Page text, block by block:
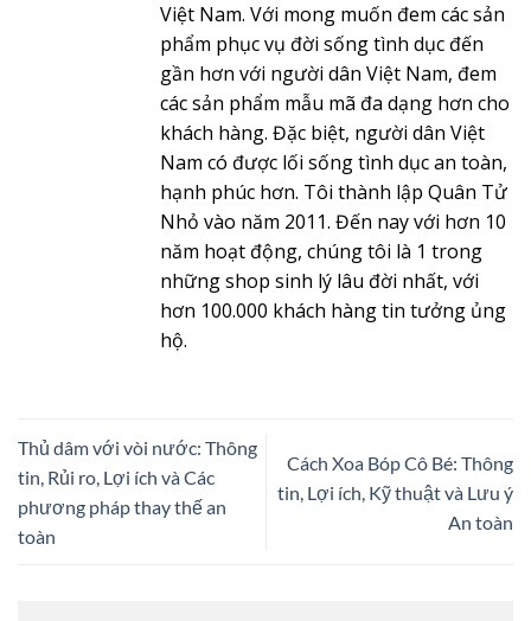
Việt Nam. Với mong muốn đem các sản
phẩm phục vụ đời sống tình dục đến
gần hơn với người dân Việt Nam, đem
các sản phẩm mẫu mã đa dạng hơn cho
khách hàng. Đặc biệt, người dân Việt
Nam có được lối sống tình dục an toàn,
hạnh phúc hơn. Tôi thành lập Quân Tử
Nhỏ vào năm 2011. Đến nay với hơn 10
năm hoạt động, chúng tôi là 1 trong
những shop sinh lý lâu đời nhất, với
hơn 100.000 khách hàng tin tưởng ủng
hộ.
Thủ dâm với vòi nước: Thông
tin, Rủi ro, Lợi ích và Các
phương pháp thay thế an
toàn
Cách Xoa Bóp Cô Bé: Thông
tin, Lợi ích, Kỹ thuật và Lưu ý
An toàn